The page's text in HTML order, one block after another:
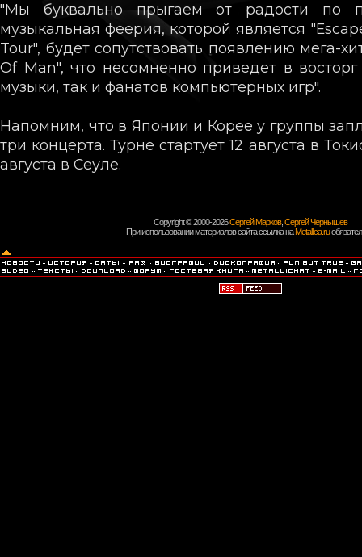
"Мы буквально прыгаем от радости по
музыкальная феерия, которой является
Tour", будет сопутствовать появлению мега-
Of Man", что несомненно приведет в
музыки, так и фанатов компьютерных игр".
Напомним, что в Японии и Корее у группы
три концерта. Турне стартует 12 августа в
августа в Сеуле.
Copyright © 2000-2026Сергей Марков, Сергей Чернышев
При использовании материалов сайта ссылка наMetallica.ru